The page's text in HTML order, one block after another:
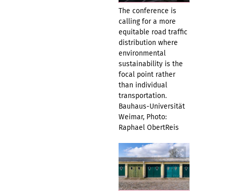
The conference is
calling for a more
equitable road traffic
distribution where
environmental
sustainability is the
focal point rather
than individual
transportation.
Bauhaus-Universität
Weimar, Photo:
Raphael ObertReis